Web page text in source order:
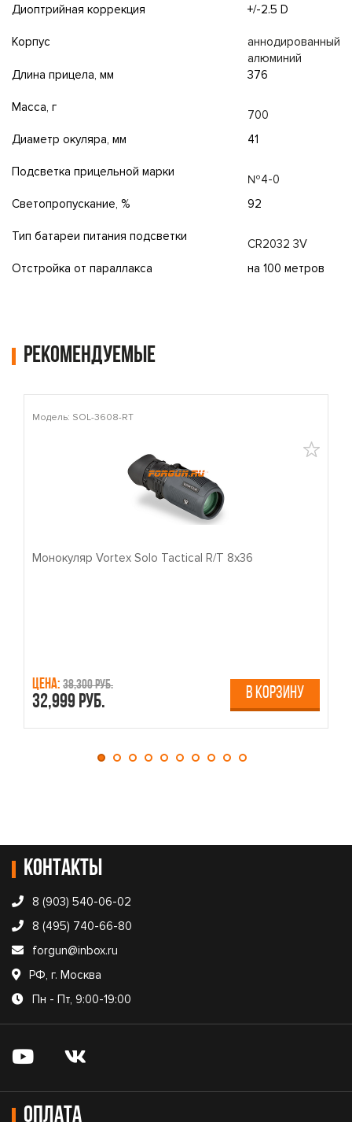
Диоптрийная коррекция
+/-2.5 D
Корпус
аннодированный
алюминий
Длина прицела, мм
376
Масса, г
700
Диаметр окуляра, мм
41
Подсветка прицельной марки
№4-0
Светопропускание, %
92
Тип батареи питания подсветки
CR2032 3V
Отстройка от параллакса
на 100 метров
Рекомендуемые
Модель: SOL-3608-RT
Монокуляр Vortex Solo Tactical R/T 8x36
Цена: 38,300 руб.
32,999 руб. В КОРЗИНУ
Контакты
8 (903) 540-06-02
8 (495) 740-66-80
forgun@inbox.ru
РФ, г. Москва
Пн - Пт, 9:00-19:00
Оплата